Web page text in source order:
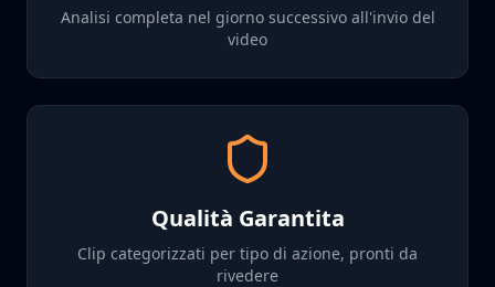
Analisi completa nel giorno successivo all'invio del
video
Qualità Garantita
Clip categorizzati per tipo di azione, pronti da
rivedere